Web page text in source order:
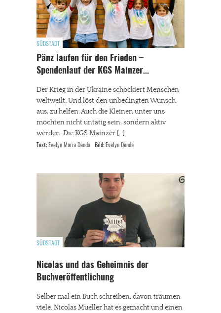
SÜDSTADT
Pänz laufen für den Frieden –
Spendenlauf der KGS Mainzer…
Der Krieg in der Ukraine schockiert Menschen
weltweilt. Und löst den unbedingten Wunsch
aus, zu helfen. Auch die Kleinen unter uns
möchten nicht untätig sein, sondern aktiv
werden. Die KGS Mainzer […]
Text: Evelyn Maria Denda Bild: Evelyn Denda
SÜDSTADT
Nicolas und das Geheimnis der
Buchveröffentlichung
Selber mal ein Buch schreiben, davon träumen
viele. Nicolas Mueller hat es gemacht und einen